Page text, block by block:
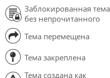
Заблокированная тема
без непрочитанного
Тема перемещена
Тема закреплена
Тема создана как